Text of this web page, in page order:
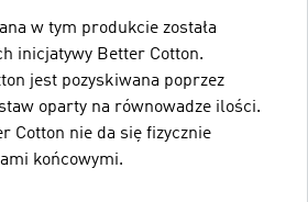
w tym produkcie została
inicjatywy Better Cotton.
jest pozyskiwana poprzez
oparty na równowadze ilości.
Cotton nie da się fizycznie
końcowymi.